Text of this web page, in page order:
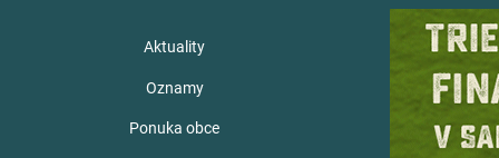
Aktuality
Oznamy
Ponuka obce